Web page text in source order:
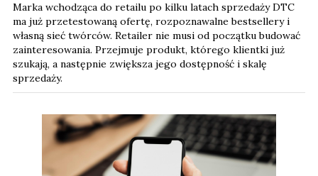
Marka wchodząca do retailu po kilku latach sprzedaży DTC
ma już przetestowaną ofertę, rozpoznawalne bestsellery i
własną sieć twórców. Retailer nie musi od początku budować
zainteresowania. Przejmuje produkt, którego klientki już
szukają, a następnie zwiększa jego dostępność i skalę
sprzedaży.